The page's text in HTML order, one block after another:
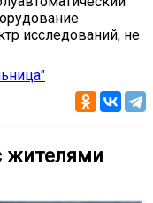
исследований, не
жителями